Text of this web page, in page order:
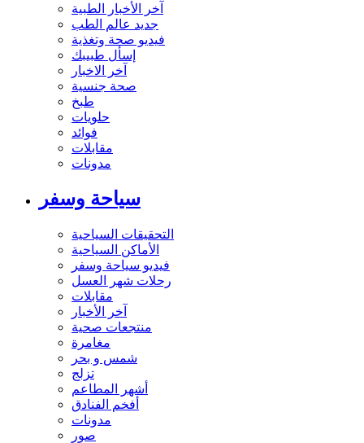
آخر الأخبار الطبية
جديد عالم الطب
فيديو صحة وتغذية
إسأل طبيبك
آخر الاخبار
صحة جنسية
طبخ
حلويات
فوائد
مقابلات
مدونات
سياحة وسفر
التحقيقات السياحية
الأماكن السياحية
فيديو سياحة وسفر
رحلات شهر العسل
مقابلات
آخر الأخبار
منتجعات صحية
مغامرة
شمس و بحر
تزلج
أشهر المطاعم
أفخم الفنادق
مدونات
صور